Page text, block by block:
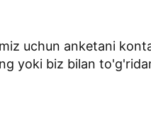
uchun anketani
yoki biz bilan